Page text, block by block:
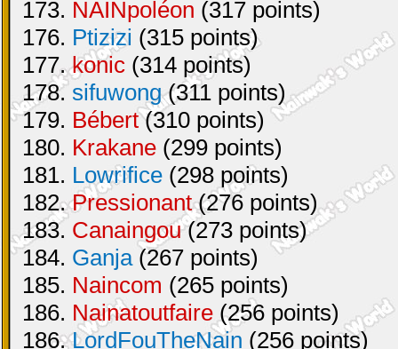
173. NAINpoléon (317 points)
176. Ptizizi (315 points)
177.konic (314 points)
178. sifuwong(311 points)
179. Bébert(310 points)
180. Krakane (299 points)
181. Lowrifice (298 points)
182.Pressionant(276 points)
183. Canaingou(273 points)
184. Ganja(267 points)
185. Naincom (265 points)
186. Nainatoutfaire (256 points)
186.LordFouTheNain (256 points)